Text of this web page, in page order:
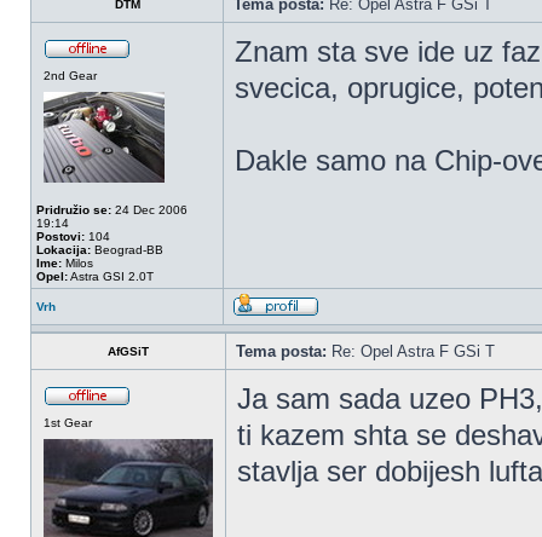
DTM Tema posta: Re: Opel Astra F GSi T
2nd Gear
Pridružio se: 24 Dec 2006
19:14
Postovi: 104
Lokacija: Beograd-BB
Ime: Milos
Opel:Astra GSI 2.0T
Znam sta sve ide uz
svecica, oprugice,
Dakle samo na Chip-
Vrh
AfGSiT Tema posta: Re: Opel Astra F GSi T
1st Gear
Ja sam sada uzeo
ti kazem shta se
stavlja ser dobijesh